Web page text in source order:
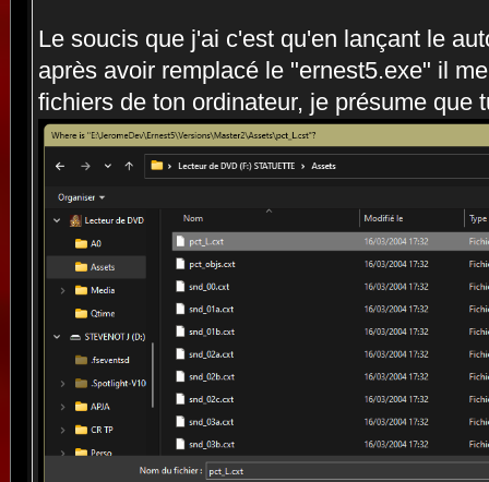
Le soucis que j'ai c'est qu'en lançant le
après avoir remplacé le "ernest5.exe" il
fichiers de ton ordinateur, je présume que